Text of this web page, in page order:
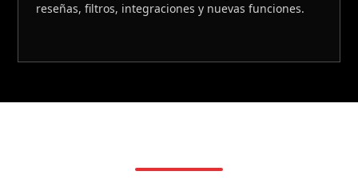
reseñas, filtros, integraciones y nuevas funciones.